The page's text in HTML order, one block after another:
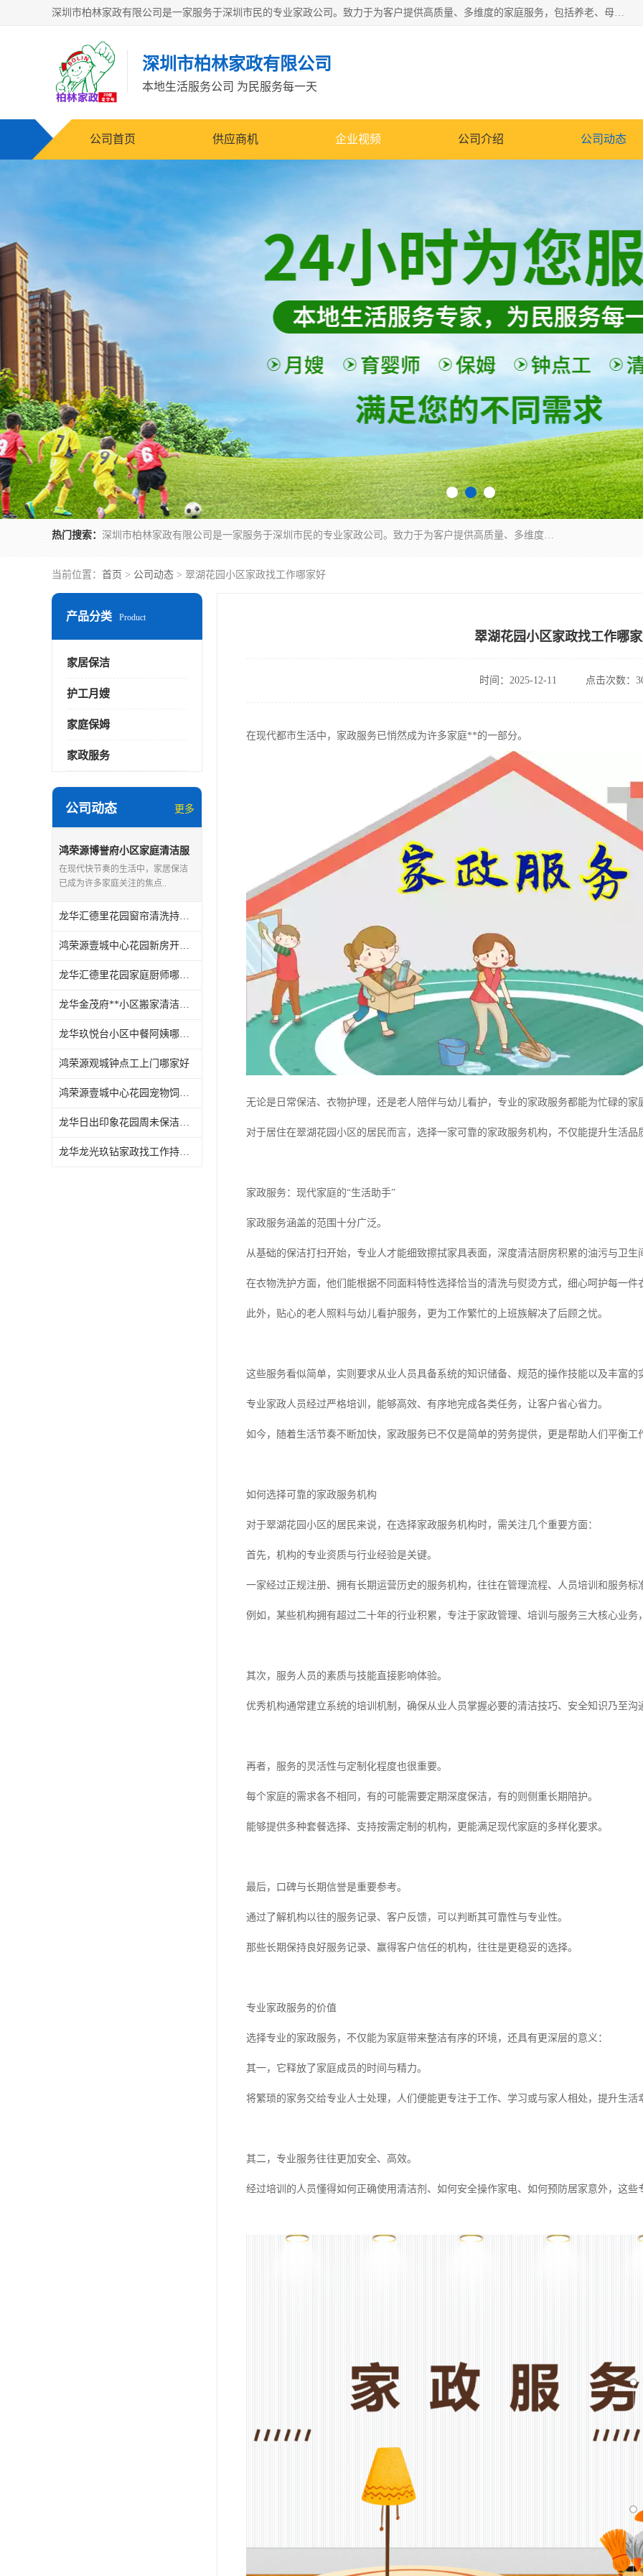
深圳市柏林家政有限公司是一家服务于深圳市民的专业家政公司。致力于为客户提供高质量、多维度的家庭服务，包括养老、母婴、月嫂育婴早教、康复理疗、家电清洗和保洁等方面的专业服务。
深圳市柏林家政有限公司
本地生活服务公司 为民服务每一天
公司首页 供应商机 企业视频 公司介绍 公司动态
热门搜索： 深圳市柏林家政有限公司是一家服务于深圳市民的专业家政公司。致力于为客户提供高质量、多维度的家庭服务，包括养老、母婴、月嫂育婴早教、康复理疗、家电清洗和保洁等方面的专业服务。
当前位置： 首页 > 公司动态 > 翠湖花园小区家政找工作哪家好
产品分类 Product
家居保洁
护工月嫂
家庭保姆
家政服务
公司动态 更多
鸿荣源博誉府小区家庭清洁服
务怎么样
在现代快节奏的生活中，家居保洁
已成为许多家庭关注的焦点..
龙华汇德里花园窗帘清洗持证上岗
鸿荣源壹城中心花园新房开荒保洁怎么样
龙华汇德里花园家庭厨师哪家好
龙华金茂府**小区搬家清洁怎么样
龙华玖悦台小区中餐阿姨哪家好
鸿荣源观城钟点工上门哪家好
鸿荣源壹城中心花园宠物饲养上门服务哪家好
龙华日出印象花园周未保洁持证上岗
龙华龙光玖钻家政找工作持证上岗
翠湖花园小区家政找工作哪
时间：2025-12-11 点击次数：
在现代都市生活中，家政服务已悄然成为许多家庭**的一部分。
无论是日常保洁、衣物护理，还是老人陪伴与幼儿看护，专业的家政服务都能为忙碌的家
对于居住在翠湖花园小区的居民而言，选择一家可靠的家政服务机构，不仅能提升生活
家政服务：现代家庭的“生活助手”
家政服务涵盖的范围十分广泛。
从基础的保洁打扫开始，专业人才能细致擦拭家具表面，深度清洁厨房积累的油污与卫
在衣物洗护方面，他们能根据不同面料特性选择恰当的清洗与熨烫方式，细心呵护每一件
此外，贴心的老人照料与幼儿看护服务，更为工作繁忙的上班族解决了后顾之忧。
这些服务看似简单，实则要求从业人员具备系统的知识储备、规范的操作技能以及丰富的
专业家政人员经过严格培训，能够高效、有序地完成各类任务，让客户省心省力。
如今，随着生活节奏不断加快，家政服务已不仅是简单的劳务提供，更是帮助人们平衡
如何选择可靠的家政服务机构
对于翠湖花园小区的居民来说，在选择家政服务机构时，需关注几个重要方面：
首先，机构的专业资质与行业经验是关键。
一家经过正规注册、拥有长期运营历史的服务机构，往往在管理流程、人员培训和服务标
例如，某些机构拥有超过二十年的行业积累，专注于家政管理、培训与服务三大核心业务
其次，服务人员的素质与技能直接影响体验。
优秀机构通常建立系统的培训机制，确保从业人员掌握必要的清洁技巧、安全知识乃至
再者，服务的灵活性与定制化程度也很重要。
每个家庭的需求各不相同，有的可能需要定期深度保洁，有的则侧重长期陪护。
能够提供多种套餐选择、支持按需定制的机构，更能满足现代家庭的多样化要求。
最后，口碑与长期信誉是重要参考。
通过了解机构以往的服务记录、客户反馈，可以判断其可靠性与专业性。
那些长期保持良好服务记录、赢得客户信任的机构，往往是更稳妥的选择。
专业家政服务的价值
选择专业的家政服务，不仅能为家庭带来整洁有序的环境，还具有更深层的意义：
其一，它释放了家庭成员的时间与精力。
将繁琐的家务交给专业人士处理，人们便能更专注于工作、学习或与家人相处，提升生活
其二，专业服务往往更加安全、高效。
经过培训的人员懂得如何正确使用清洁剂、如何安全操作家电、如何预防居家意外，这些